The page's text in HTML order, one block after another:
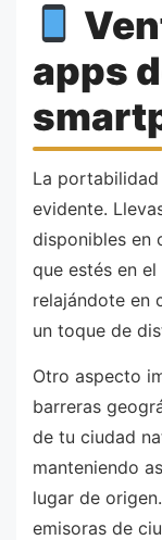
apps
La
evidente.
disponibles en
que estés en
relajándote en
un toque de
Otro aspecto
barreras
de tu ciudad
manteniendo
lugar de
emisoras de